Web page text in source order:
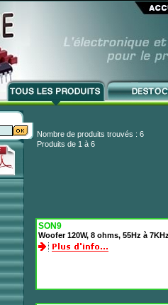
Nombre de produits trouvés : 6
Produits de 1 à 6
SON9
Woofer 120W, 8 ohms, 55Hz à